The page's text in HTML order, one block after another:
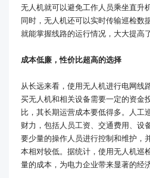
无人机就可以避免工作人员乘坐直升
同时，无人机还可以实时传输巡检数
就能掌握线路的运行情况，大大提高
成本低廉，性价比超高的选择
从长远来看，使用无人机进行电网线
买无人机和相关设备需要一定的资金
比，其长期运营成本要低得多。人工
财力，包括人员工资、交通费用、设
要少量的操作人员进行控制和维护，
本相对较低。据统计，使用无人机巡
量的成本，为电力企业带来显著的经济